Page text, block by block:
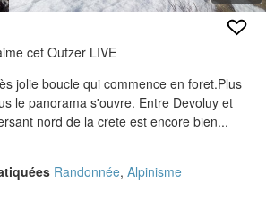
cet Outzer LIVE
jolie boucle qui commence en foret.Plus
le panorama s'ouvre. Entre Devoluy et
nord de la crete est encore bien...
Randonnée, Alpinisme